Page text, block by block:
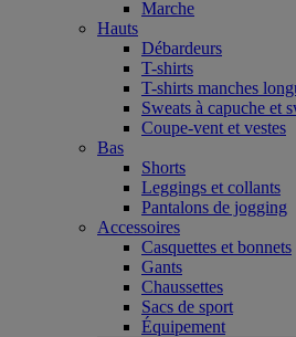
Marche
Hauts
Débardeurs
T-shirts
T-shirts manches
Sweats à capuche et
Coupe-vent et vestes
Bas
Shorts
Leggings et collants
Pantalons de jogging
Accessoires
Casquettes et bonnets
Gants
Chaussettes
Sacs de sport
Équipement